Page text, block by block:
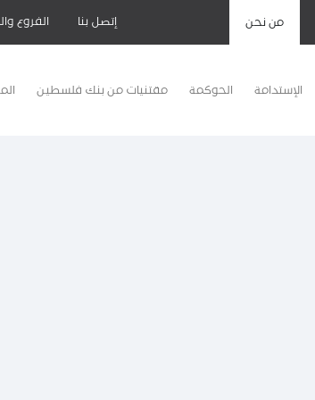
من نحن إتصل بنا الفروع
الإستدامة الحوكمة مقتنيات من بنك فلسطين